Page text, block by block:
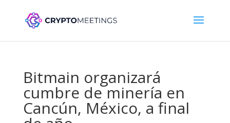
Bitmain organizará
cumbre de minería en
Cancún, México, a final